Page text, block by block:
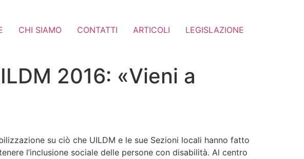
CHI SIAMO CONTATTI ARTICOLI LEGISLAZIONE
2016: «Vieni a
su ciò che UILDM e le sue Sezioni locali hanno fatto
l’inclusione sociale delle persone con disabilità. Al centro